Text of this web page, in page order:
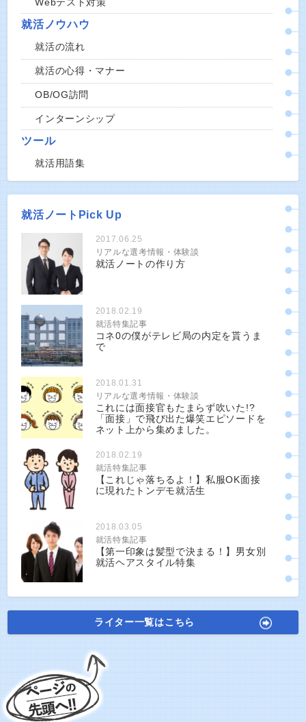
Webテスト対策
就活ノウハウ
就活の流れ
就活の心得・マナー
OB/OG訪問
インターンシップ
ツール
就活用語集
就活ノートPick Up
2017.06.25
リアルな選考情報・体験談
就活ノートの作り方
2018.02.19
就活特集記事
コネ0の僕がテレビ局の内定を貰うま
で
2018.01.31
リアルな選考情報・体験談
これには面接官もたまらず吹いた!?
「面接」で飛び出た爆笑エピソードを
ネット上から集めました。
2018.02.19
就活特集記事
【これじゃ落ちるよ！】私服OK面接
に現れたトンデモ就活生
2018.03.05
就活特集記事
【第一印象は髪型で決まる！】男女別
就活ヘアスタイル特集
ライター一覧はこちら